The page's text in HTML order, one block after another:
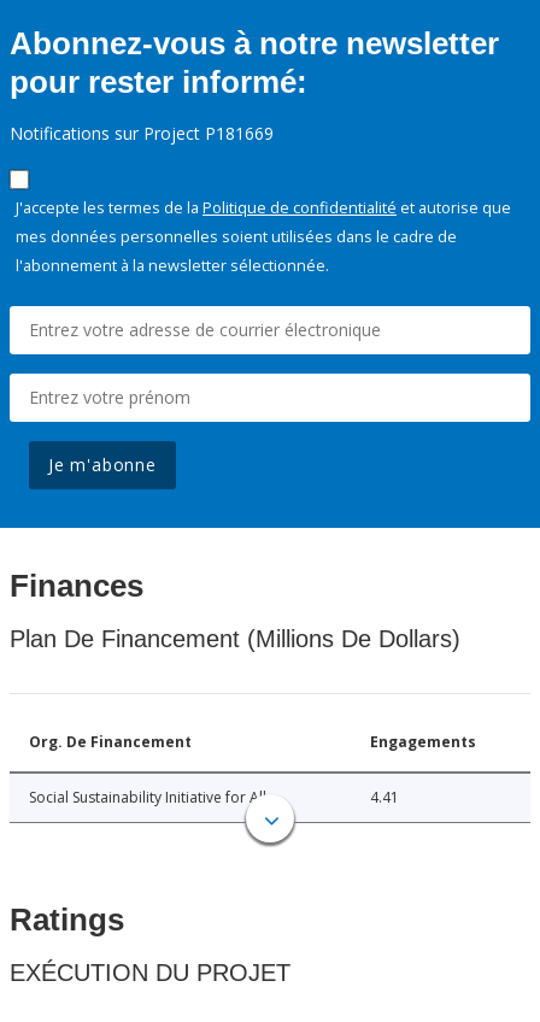
Abonnez-vous à notre newsletter
pour rester informé:
Notifications sur Project P181669
J'accepte les termes de la Politique de confidentialité et autorise que
mes données personnelles soient utilisées dans le cadre de
l'abonnement à la newsletter sélectionnée.
Je m'abonne
Finances
Plan De Financement (Millions De Dollars)
Org. De Financement Engagements
Social Sustainability Initiative for All 4.41
Ratings
EXÉCUTION DU PROJET